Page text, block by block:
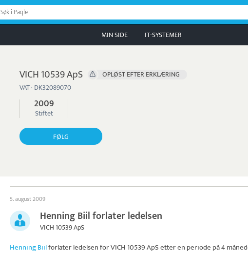
Søk i Paqle
MIN SIDE IT-SYSTEMER
VICH 10539 ApS
OPLØST EFTER ERKLÆRING
VAT · DK32089070
2009
Stiftet
FØLG
5. august 2009
Henning Biil forlater ledelsen
VICH 10539 ApS
Henning Biilforlater ledelsen forVICH 10539 ApSetter en periode på 4